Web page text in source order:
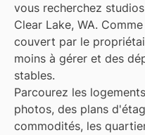
vous recherchez
Clear Lake, WA.
couvert par le
moins à gérer et des
stables.
Parcourez les
photos, des plans
commodités, les